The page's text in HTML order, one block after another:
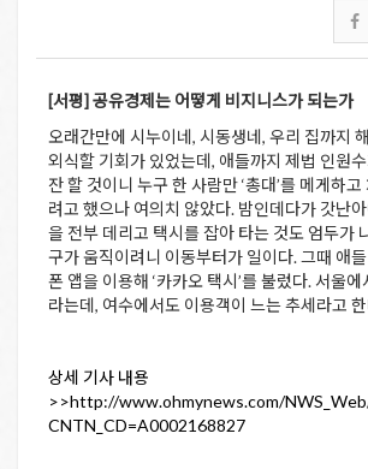
[서평] 공유경제는 어떻게 비지니스가 되는가
오래간만에 시누이네, 시동생네, 우리 집까지
외식할 기회가 있었는데, 애들까지 제법 인원
잔 할 것이니 누구 한 사람만 ‘총대’를 메게하
려고 했으나 여의치 않았다. 밤인데다가 갓난
을 전부 데리고 택시를 잡아 타는 것도 엄두가
구가 움직이려니 이동부터가 일이다. 그때 애
폰 앱을 이용해 ‘카카오 택시’를 불렀다. 서울
라는데, 여수에서도 이용객이 느는 추세라고
상세 기사 내용
>>http://www.ohmynews.com/
CNTN_CD=A0002168827